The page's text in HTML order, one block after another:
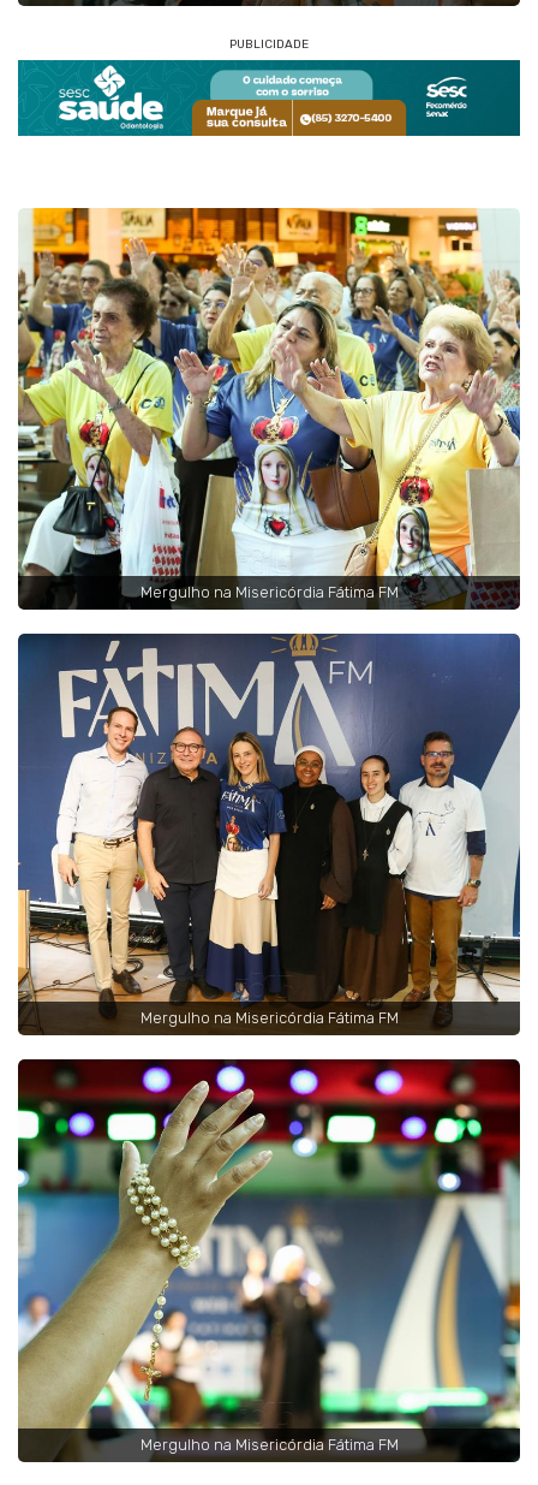
PUBLICIDADE
Mergulho na Misericórdia Fátima FM
Mergulho na Misericórdia Fátima FM
Mergulho na Misericórdia Fátima FM